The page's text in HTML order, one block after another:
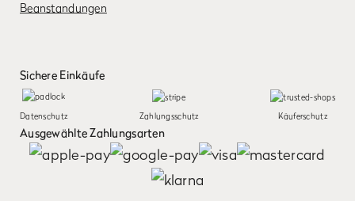
Beanstandungen
Sichere Einkäufe
Datenschutz Zahlungsschutz Käuferschutz
Ausgewählte Zahlungsarten